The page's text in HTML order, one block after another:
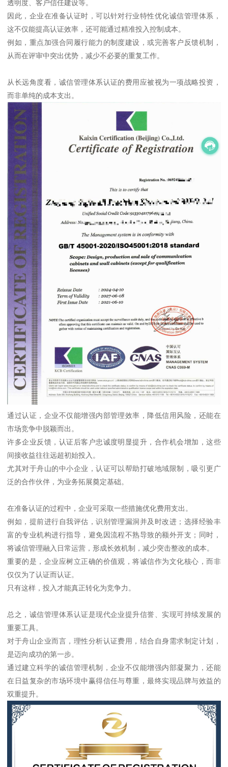
透明度、客户信任建设等。
因此，企业在准备认证时，可以针对行业特性优化诚信管理体系，
这不仅能提高认证效率，还可能通过精准投入控制成本。
例如，重点加强合同履行能力的制度建设，或完善客户反馈机制，
从而在评审中突出优势，减少不必要的重复工作。
从长远角度看，诚信管理体系认证的费用应被视为一项战略投资，
而非单纯的成本支出。
通过认证，企业不仅能增强内部管理效率，降低信用风险，还能在
市场竞争中脱颖而出。
许多企业反馈，认证后客户忠诚度明显提升，合作机会增加，这些
间接收益往往远超初始投入。
尤其对于舟山的中小企业，认证可以帮助打破地域限制，吸引更广
泛的合作伙伴，为业务拓展奠定基础。
在准备认证的过程中，企业可采取一些措施优化费用支出。
例如，提前进行自我评估，识别管理漏洞并及时改进；选择经验丰
富的专业机构进行指导，避免因流程不熟导致的额外开支；同时，
将诚信管理融入日常运营，形成长效机制，减少突击整改的成本。
重要的是，企业应树立正确的价值观，将诚信作为文化核心，而非
仅仅为了认证而认证。
只有这样，投入才能真正转化为竞争力。
总之，诚信管理体系认证是现代企业提升信誉、实现可持续发展的
重要工具。
对于舟山企业而言，理性分析认证费用，结合自身需求制定计划，
是迈向成功的第一步。
通过建立科学的诚信管理机制，企业不仅能增强内部凝聚力，还能
在日益复杂的市场环境中赢得信任与尊重，最终实现品牌与效益的
双重提升。